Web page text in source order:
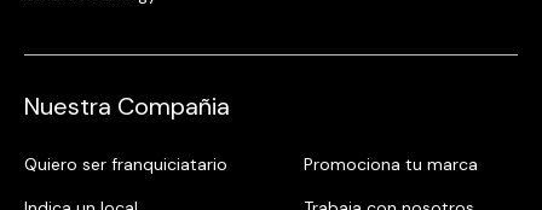
Nuestra Compañia
Quiero ser franquiciatario
Promociona tu marca